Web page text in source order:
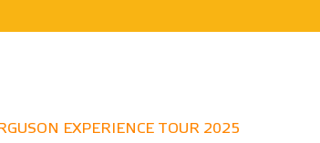
EXPERIENCE TOUR 2025